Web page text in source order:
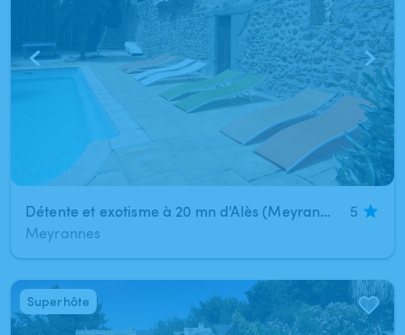
Détente et exotisme à 20 mn d'Alès (Meyrannes)
5
Meyrannes
1/5
Superhôte